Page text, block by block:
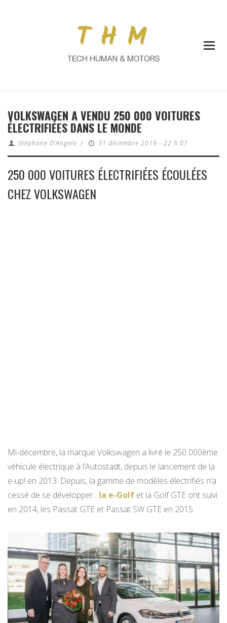
VOLKSWAGEN A VENDU 250 000 VOITURES
ÉLECTRIFIÉES DANS LE MONDE
Stéphane D'Angelo / 31 décembre 2019 - 22 h 07
250 000 VOITURES ÉLECTRIFIÉES ÉCOULÉES
CHEZ VOLKSWAGEN
Mi-décembre, la marque Volkswagen a livré le 250 000ème
véhicule électrique à l’Autostadt, depuis le lancement de la
e-up! en 2013. Depuis, la gamme de modèles électrifiés n’a
cessé de se développer : la e-Golf et la Golf GTE ont suivi
en 2014, les Passat GTE et Passat SW GTE en 2015.